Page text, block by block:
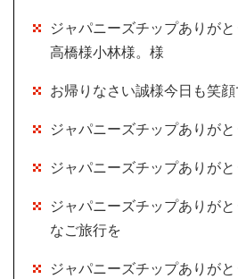
ジャパニーズチップありが
高橋様小林様。様
お帰りなさい誠様今日も笑
ジャパニーズチップありがと
ジャパニーズチップありがと
ジャパニーズチップありが
なご旅行を
ジャパニーズチップありが